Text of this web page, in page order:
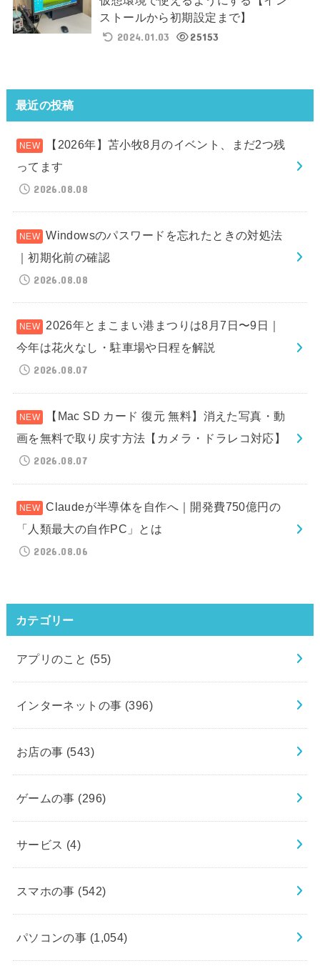
ストールから初期設定まで】
2024.01.03
25153
最近の投稿
【2026年】苫小牧8月のイベント、まだ2つ残
ってます
2026.08.08
Windowsのパスワードを忘れたときの対処法
｜初期化前の確認
2026.08.08
2026年とまこまい港まつりは8月7日〜9日｜
今年は花火なし・駐車場や日程を解説
2026.08.07
【Mac SD カード 復元 無料】消えた写真・動
画を無料で取り戻す方法【カメラ・ドラレコ対応】
2026.08.07
Claudeが半導体を自作へ｜開発費750億円の
「人類最大の自作PC」とは
2026.08.06
カテゴリー
アプリのこと (55)
インターネットの事 (396)
お店の事 (543)
ゲームの事 (296)
サービス (4)
スマホの事 (542)
パソコンの事 (1,054)